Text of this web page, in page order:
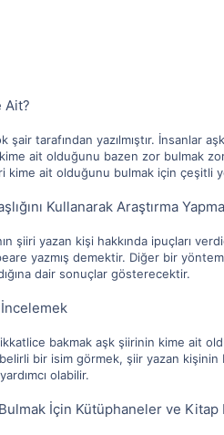
Ait?
şair tarafından yazılmıştır. İnsanlar
ait olduğunu bazen zor bulmak
kime ait olduğunu bulmak için çeşitli
Kullanarak Araştırma
şiiri yazan kişi hakkında ipuçları
yazmış demektir. Diğer bir
dair sonuçlar gösterecektir.
bakmak aşk şiirinin kime ait
bir isim görmek, şiir yazan
olabilir.
İçin Kütüphaneler ve Kitap